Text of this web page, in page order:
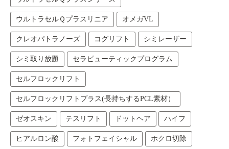
ウルトラセルＱプラスリニア オメガVL
クレオパトラノーズ コグリフト シミレーザー
シミ取り放題 セラピューティックプログラム
セルフロックリフト
セルフロックリフトプラス(長持ちするPCL素材）
ゼオスキン テスリフト ドットヘア ハイフ
ヒアルロン酸 フォトフェイシャル ホクロ切除